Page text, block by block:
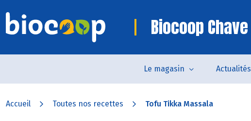
Biocoop Chave
Le magasin Actualités
Accueil Toutes nos recettes Tofu Tikka Massala